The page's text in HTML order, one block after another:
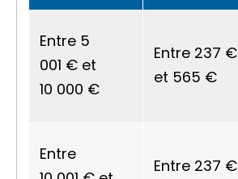
Entre 5
001 € et
10 000 €
Entre 237 €
et 565 €
Entre
Entre 237 €